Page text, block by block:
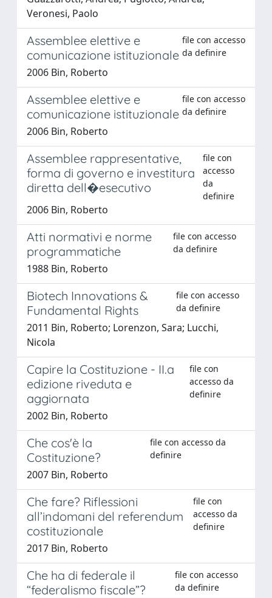
Veronesi, Paolo
Assemblee elettive e
comunicazione istituzionale
file con accesso
da definire
2006 Bin, Roberto
Assemblee elettive e
comunicazione istituzionale
file con accesso
da definire
2006 Bin, Roberto
Assemblee rappresentative,
forma di governo e investitura
diretta dell�esecutivo
file con
accesso
da
definire
2006 Bin, Roberto
Atti normativi e norme
programmatiche
file con accesso
da definire
1988 Bin, Roberto
Biotech Innovations &
Fundamental Rights
file con accesso
da definire
2011 Bin, Roberto; Lorenzon, Sara; Lucchi,
Nicola
Capire la Costituzione - II.a
edizione riveduta e
aggiornata
file con
accesso da
definire
2002 Bin, Roberto
Che cos'è la
Costituzione?
file con accesso da
definire
2007 Bin, Roberto
Che fare? Riflessioni
all’indomani del referendum
costituzionale
file con
accesso da
definire
2017 Bin, Roberto
Che ha di federale il
“federalismo fiscale”?
file con accesso
da definire